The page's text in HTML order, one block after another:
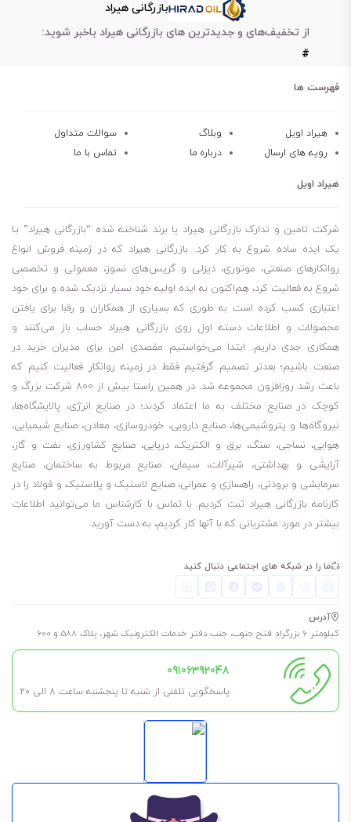
طراحی شده است. این روغن عملکرد پایدار و محافظت عالی از قطعات انتقال
قدرت را فراهم می‌کند.
این محصول توانایی تحمل فشار بالا و بارهای سنگین را دارد. همچنین باعث
ویژگی‌ها و مزایا
این روغن محافظت قوی در برابر سایش و خوردگی ایجاد می‌کند. همچنین
نرم دیفرانسیل می‌شود.
این محصول از ایجاد لرزش و صدای اضافی در دیفرانسیل‌های LSD جلوگیری
می‌کند. همچنین مانع تشکیل رسوب و لجن در سیستم انتقال قدرت
می‌شود. در نتیجه قطعات داخلی تمیز و سالم باقی می‌مانند.
دیفرانسیل‌های لغزش محدود خودروهای سواری
خودروهای آفرود و ماشین‌آلات سنگین
تجهیزات صنعتی دارای سیستم انتقال قدرت
جمع‌بندی
اگر به دنبال روغن دیفرانسیل با کیفیت و دوام بالا هستید،
روغنShell
Spirax S2 ALS 90
انتخابی حرفه‌ای محسوب می‌شود. این روغن باعث
افزایش طول عمر قطعات، کاهش استهلاک و بهبود عملکرد سیستم انتقال
قدرت می‌شود.
بازرگانی هیراد
از تخفیف‌های و جدیدترین های بازرگانی هیراد باخبر شوید:
#
فهرست ها
هیراد اویل وبلاگ
سوالات متداول
رویه های ارسال
درباره ما تماس با ما
هیراد اویل
شرکت تامین و تدارک بازرگانی هیراد یا برند شناخته شده “بازرگانی هیراد” بـا
یک ایده ساده شروع به کار کرد. بازرگانی هیراد که در زمینه فروش انواع
روانکارهای صنعتی، موتوری، دیزلی و گریس‌های نسوز، معمولی و تخصصی
شروع به فعالیت کرد، هم‌اکنون به ایده اولیه خود بسیار نزدیک شده و برای خود
اعتباری کسب کرده است به طوری که بسیاری از همکاران و رقبا برای یافتن
محصولات و اطلاعات دسته اول روی بازرگانی هیراد حساب باز می‌کنند و
همکاری جدی داریم. ابتدا می‌خواستیم مقصدی امن برای مدیران خرید در
صنعت باشیم؛ بعدتر تصمیم گرفتیم فقط در زمینه روانکار فعالیت کنیم که
باعث رشد روزافزون مجموعه شد. در همین راستا بیش از 800 شرکت بزرگ و
کوچک در صنایع مختلف به ما اعتماد کردند؛ در صنایع انرژی، پالایشگاه‌ها،
نیروگاه‌ها و پتروشیمی‌ها، صنایع دارویی، خودروسازی، معادن، صنایع شیمیایی،
هوایی، نساجی، سنگ، برق و الکتریک، دریایی، صنایع کشاورزی، نفت و گاز،
آرایشی و بهداشتی، شیرآلات، سیمان، صنایع مربوط به ساختمان، صنایع
سرمایشی و برودتی، راهسازی و عمرانی، صنایع لاستیک و پلاستیک و فولاد را در
کارنامه بازرگانی هیراد ثبت کردیم. با تماس با کارشناس ما می‌توانید اطلاعات
بیشتر در مورد مشتریانی که با آنها کار کردیم، به دست آورید.
ما را در شبکه های اجتماعی دنبال کنید
آدرس
کیلومتر 6 بزرگراه فتح جنوب، جنب دفتر خدمات الکترونیک شهر، پلاک 588 و 600
09106392048
پاسخگویی تلفنی از شنبه تا پنجشنبه ساعت 8 الی ۲۰